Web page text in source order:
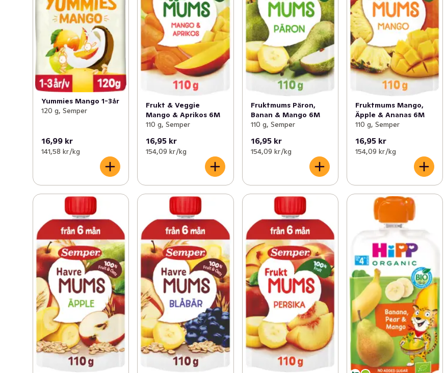
Yummies Mango 1-3år
120 g, Semper
16,99 kr
141,58 kr /kg
Frukt & Veggie
Mango & Aprikos 6M
110 g, Semper
16,95 kr
154,09 kr /kg
Fruktmums Päron,
Banan & Mango 6M
110 g, Semper
16,95 kr
154,09 kr /kg
Fruktmums Mango,
Äpple & Ananas 6M
110 g, Semper
16,95 kr
154,09 kr /kg